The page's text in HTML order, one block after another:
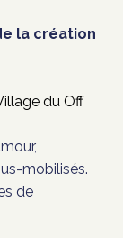
la création
du Off
mobilisés.
de